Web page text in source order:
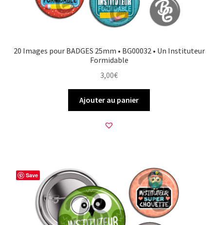
20 Images pour BADGES 25mm • BG00032 • Un Instituteur
Formidable
3,00€
Ajouter au panier
Save